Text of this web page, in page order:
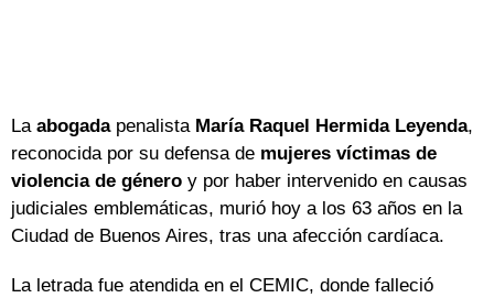
La abogada penalista María Raquel Hermida Leyenda,
reconocida por su defensa de mujeres víctimas de
violencia de género y por haber intervenido en causas
judiciales emblemáticas, murió hoy a los 63 años en la
Ciudad de Buenos Aires, tras una afección cardíaca.
La letrada fue atendida en el CEMIC, donde falleció